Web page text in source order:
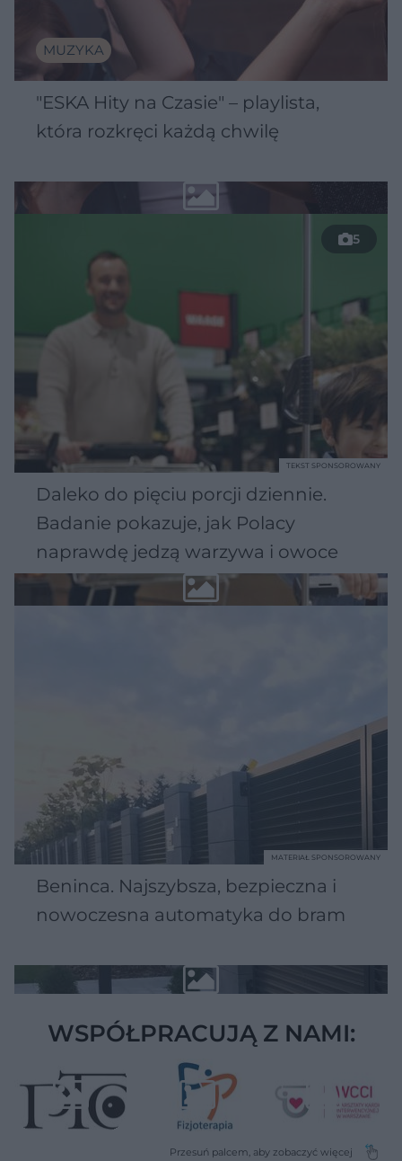
MUZYKA
"ESKA Hity na Czasie" – playlista,
która rozkręci każdą chwilę
5
Daleko do pięciu porcji dziennie.
Badanie pokazuje, jak Polacy
naprawdę jedzą warzywa i owoce
TEKST SPONSOROWANY
Beninca. Najszybsza, bezpieczna i
nowoczesna automatyka do bram
MATERIAŁ SPONSOROWANY
WSPÓŁPRACUJĄ Z NAMI: